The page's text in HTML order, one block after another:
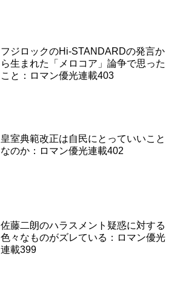
フジロックのHi-STANDARDの発言か
ら生まれた「メロコア」論争で思った
こと：ロマン優光連載403
皇室典範改正は自民にとっていいこと
なのか：ロマン優光連載402
佐藤二朗のハラスメント疑惑に対する
色々なものがズレている：ロマン優光
連載399